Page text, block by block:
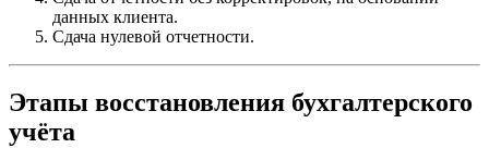
данных клиента.
Сдача нулевой отчетности.
Этапы восстановления бухгалтерского
учёта